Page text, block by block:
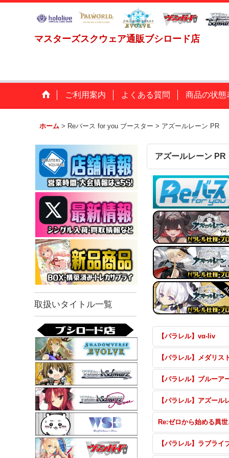
マスターズスクウェア通販ブシロード店
ご利用案内 よくある質問 商品の状態
ホーム > Reバース for you ブースター > アズールレーン PR
取扱いタイトル一覧
アズールレーン PR
【パラレル】vα-liv
【パラレル】メダリス